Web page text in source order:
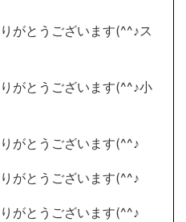
がとうございます(^^♪ス
がとうございます(^^♪小
がとうございます(^^♪
がとうございます(^^♪
がとうございます(^^♪